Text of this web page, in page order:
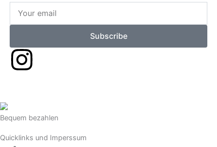
email
Subscribe
I
s
t
Bequem bezahlen
Quicklinks und Imperssum